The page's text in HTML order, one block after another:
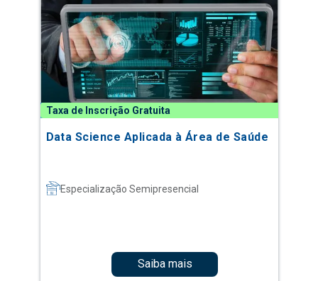
Taxa de Inscrição Gratuita
Data Science Aplicada à Área de Saúde
Especialização Semipresencial
Saiba mais